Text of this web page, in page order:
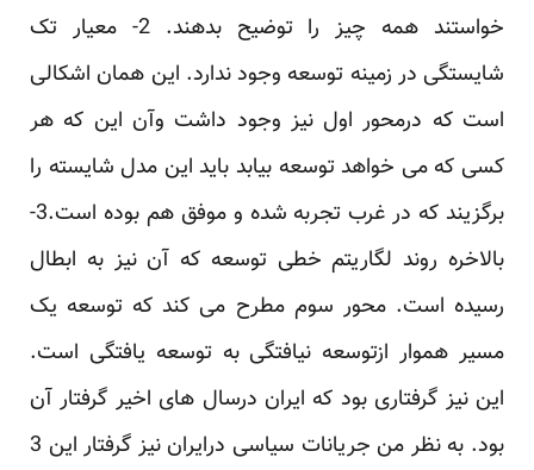
خواستند همه چیز را توضیح بدهند. 2- معیار تک
شایستگی در زمینه توسعه وجود ندارد. این ‏همان اشکالی
است که درمحور اول نیز وجود داشت وآن این که هر
کسی که می خواهد توسعه بیابد باید این ‏مدل شایسته را
برگزیند که در غرب تجربه شده و موفق هم بوده است.3-
بالاخره روند لگاریتم خطی توسعه ‏که آن نیز به ابطال
رسیده است. محور سوم مطرح می کند که توسعه یک
مسیر هموار ازتوسعه نیافتگی به ‏توسعه یافتگی است.
این نیز گرفتاری بود که ایران درسال های اخیر گرفتار آن
بود. به نظر من جریانات ‏سیاسی درایران نیز گرفتار این 3